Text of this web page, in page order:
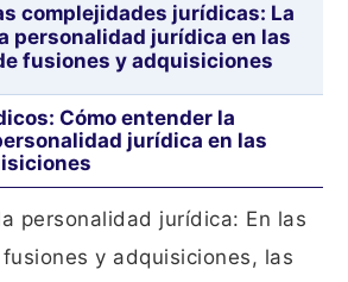
complejidades jurídicas: La
personalidad jurídica en las
fusiones y adquisiciones
Cómo entender la
jurídica en las
personalidad jurídica: En las
y adquisiciones, las